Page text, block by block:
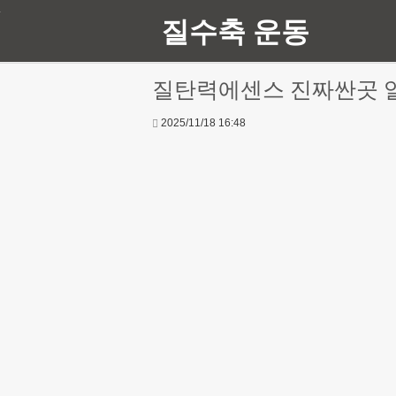
질수축 운동
질탄력에센스 진짜싼곳
2025/11/18 16:48